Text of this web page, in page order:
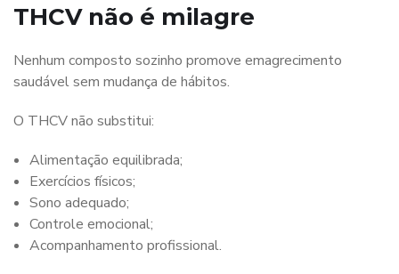
THCV não é milagre
Nenhum composto sozinho promove emagrecimento
saudável sem mudança de hábitos.
O THCV não substitui:
Alimentação equilibrada;
Exercícios físicos;
Sono adequado;
Controle emocional;
Acompanhamento profissional.